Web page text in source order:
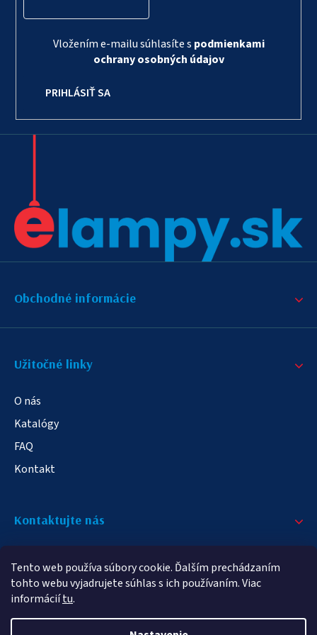
Tento web používa súbory cookie. Ďalším prechádzaním
tohto webu vyjadrujete súhlas s ich používaním. Viac
informáciítu.
Vložením e-mailu súhlasíte s podmienkami
ochrany osobných údajov
PRIHLÁSIŤ SA
Obchodné informácie
Užitočné linky
O nás
Katalógy
FAQ
Kontakt
Kontaktujte nás
info@elampa.sk